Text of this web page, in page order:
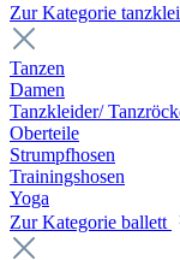
Zur Kategorie
Tanzen
Damen
Tanzkleider/
Oberteile
Strumpfhosen
Trainingshosen
Yoga
Zur Kategorie ballett